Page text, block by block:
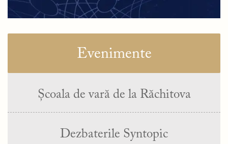
Evenimente
Școala de vară de la Răchitova
Dezbaterile Syntopic